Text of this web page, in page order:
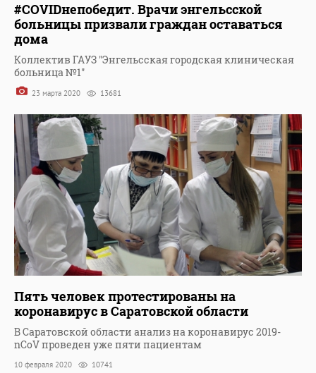
#COVIDнепобедит. Врачи энгельсской
больницы призвали граждан оставаться
дома
Коллектив ГАУЗ "Энгельсская городская клиническая
больница №1"
23 марта 2020 13681
Пять человек протестированы на
коронавирус в Саратовской области
В Саратовской области анализ на коронавирус 2019-
nCoV проведен уже пяти пациентам
10 февраля 2020 10741